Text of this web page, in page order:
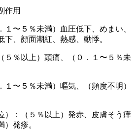
作用
〜５％未満）血圧低下、めまい、
下、顔面潮紅、熱感、動悸。
％以上）頭痛、（０．１〜５％未
〜５％未満）嘔気、（頻度不明）
：（５％以上）発赤、皮膚そう痒
発疹。